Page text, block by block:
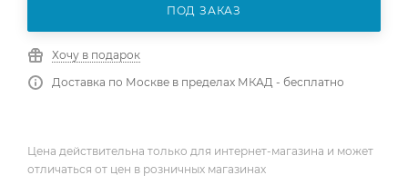
ПОД ЗАКАЗ
Хочу в подарок
Доставка по Москве в пределах МКАД - бесплатно
Цена действительна только для интернет-магазина и может
отличаться от цен в розничных магазинах